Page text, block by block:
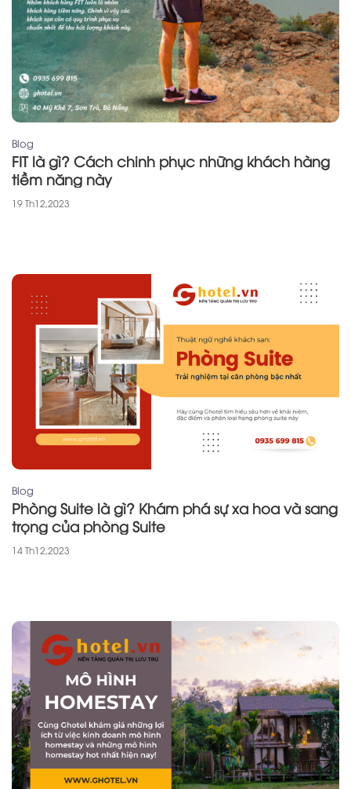
Blog
FIT là gì? Cách chinh phục những khách hàng
tiềm năng này
19 Th12,2023
Blog
Phòng Suite là gì? Khám phá sự xa hoa và sang
trọng của phòng Suite
14 Th12,2023